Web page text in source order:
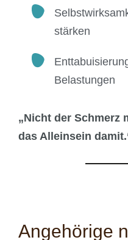
stärken
Belastungen
„Nicht der Schmerz
das Alleinsein
Angehörige